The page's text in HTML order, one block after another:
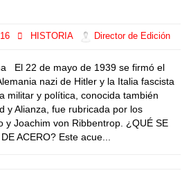
HISTORIA Director de Edición
El 22 de mayo de 1939 se firmó el
nazi de Hitler y la Italia fascista
militar y política, conocida también
y Alianza, fue rubricada por los
y Joachim von Ribbentrop. ¿QUÉ SE
ACERO? Este acue...